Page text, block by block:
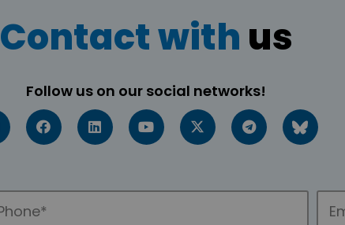
Contact with us
Follow us on our social networks!